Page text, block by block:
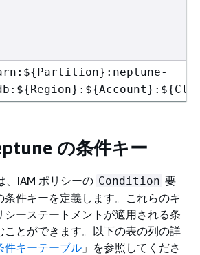
{Partition}:neptune-
{Region}:${Account}:${
の条件キー
、IAM ポリシーの Condition 要
件キーを定義します。これらのキ
シーステートメントが適用される条
ことができます。以下の表の列の詳
件キーテーブル 」を参照してくださ